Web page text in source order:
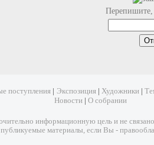
Перепишите,
поступления Экспозиция Художники
Новости| О собрании
информационную цель и не
материалы, если Вы -